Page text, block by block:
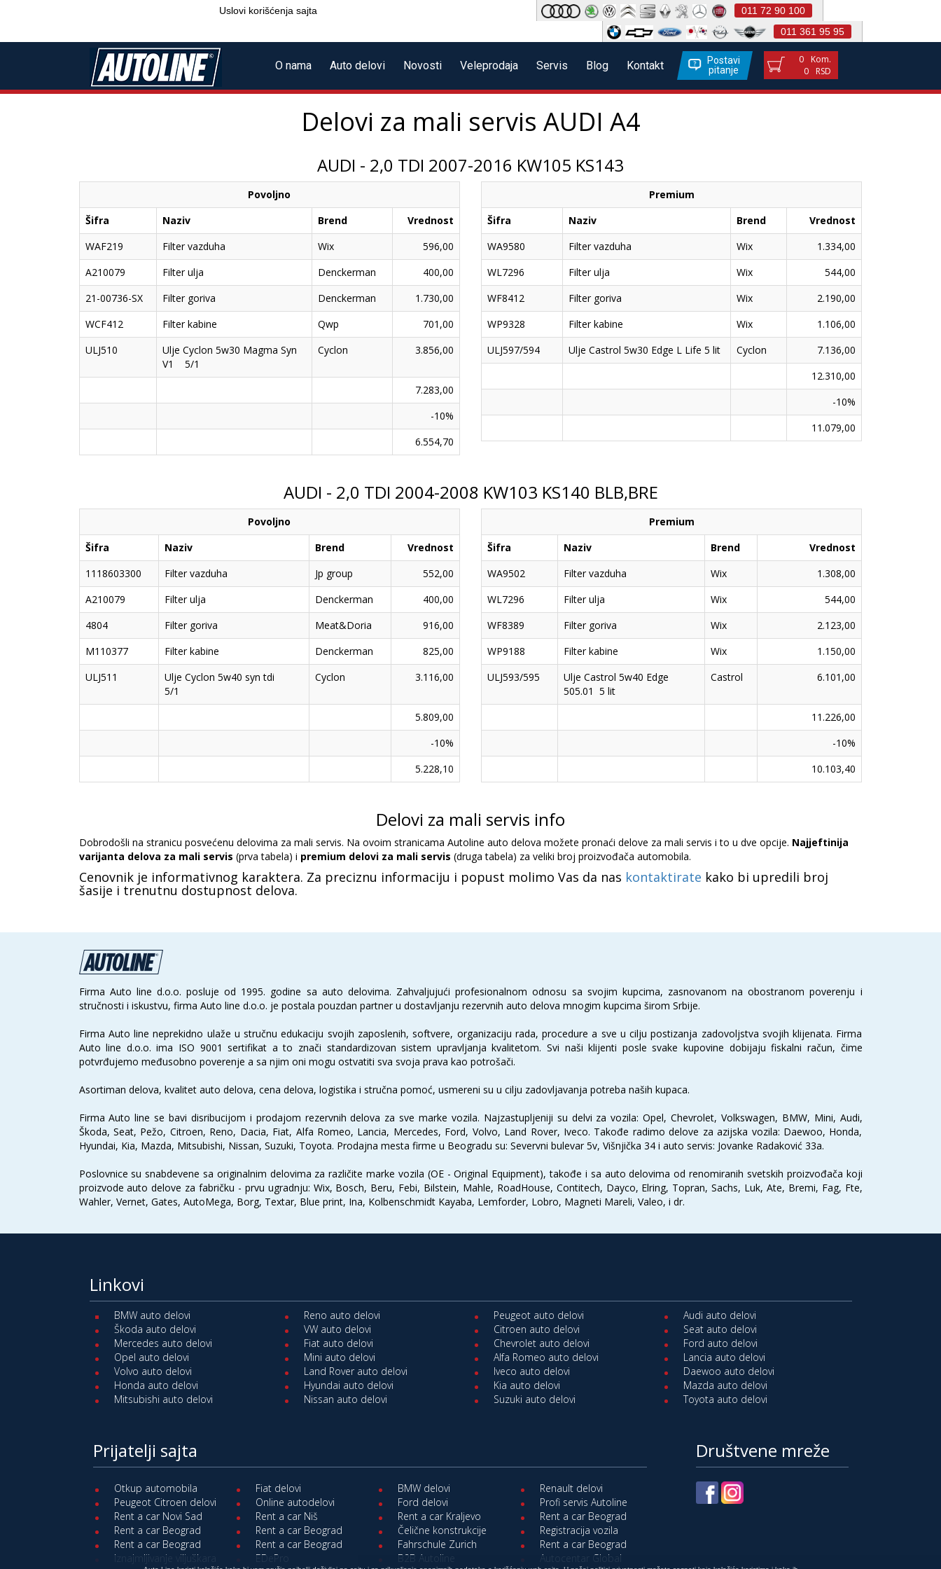
Uslovi korišćenja sajta
011 72 90 100
011 361 95 95
O nama Auto delovi Novosti Veleprodaja Servis Blog Kontakt
Postavi
pitanje
0
Kom.
0
RSD
Delovi za mali servis AUDI A4
AUDI - 2,0 TDI 2007-2016 KW105 KS143
Povoljno
Šifra
Naziv Brend
Vrednost
WAF219
Filter vazduha Wix
596,00
A210079
Filter ulja Denckerman
400,00
21-00736-SX
Filter goriva Denckerman
1.730,00
WCF412
Filter kabine Qwp
701,00
ULJ510
Ulje Cyclon 5w30 Magma Syn
V1 5/1
Cyclon 3.856,00
7.283,00
-10%
6.554,70
Premium
Šifra
Naziv Brend
Vrednost
WA9580
Filter vazduha Wix
1.334,00
WL7296
Filter ulja Wix
544,00
WF8412
Filter goriva Wix
2.190,00
WP9328
Filter kabine Wix
1.106,00
ULJ597/594
Ulje Castrol 5w30 Edge L Life 5 lit Cyclon
7.136,00
12.310,00
-10%
11.079,00
AUDI - 2,0 TDI 2004-2008 KW103 KS140 BLB,BRE
Povoljno
Šifra
Naziv Brend
Vrednost
1118603300
Filter vazduha Jp group
552,00
A210079
Filter ulja Denckerman
400,00
4804
Filter goriva Meat&Doria
916,00
M110377
Filter kabine Denckerman
825,00
ULJ511
Ulje Cyclon 5w40 syn tdi
5/1
Cyclon 3.116,00
5.809,00
-10%
5.228,10
Premium
Šifra
Naziv Brend
Vrednost
WA9502
Filter vazduha Wix
1.308,00
WL7296
Filter ulja Wix
544,00
WF8389
Filter goriva Wix
2.123,00
WP9188
Filter kabine Wix
1.150,00
ULJ593/595
Ulje Castrol 5w40 Edge
505.01 5 lit
Castrol 6.101,00
11.226,00
-10%
10.103,40
Delovi za mali servis info
Dobrodošli na stranicu posvećenu delovima za mali servis. Na ovoim stranicama Autoline auto delova možete pronaći delove za mali servis i to u dve opcije. Najjeftinija
varijanta delova za mali servis (prva tabela) i premium delovi za mali servis (druga tabela) za veliki broj proizvođača automobila.
Cenovnik je informativnog karaktera. Za preciznu informaciju i popust molimo Vas da nas kontaktirate kako bi upredili broj
šasije i trenutnu dostupnost delova.
Firma Auto line d.o.o. posluje od 1995. godine sa auto delovima. Zahvaljujući profesionalnom odnosu sa svojim kupcima, zasnovanom na obostranom poverenju i
stručnosti i iskustvu, firma Auto line d.o.o. je postala pouzdan partner u dostavljanju rezervnih auto delova mnogim kupcima širom Srbije.
Firma Auto line neprekidno ulaže u stručnu edukaciju svojih zaposlenih, softvere, organizaciju rada, procedure a sve u cilju postizanja zadovoljstva svojih klijenata. Firma
Auto line d.o.o. ima ISO 9001 sertifikat a to znači standardizovan sistem upravljanja kvalitetom. Svi naši klijenti posle svake kupovine dobijaju fiskalni račun, čime
potvrđujemo međusobno poverenje a sa njim oni mogu ostvatiti sva svoja prava kao potrošači.
Asortiman delova, kvalitet auto delova, cena delova, logistika i stručna pomoć, usmereni su u cilju zadovljavanja potreba naših kupaca.
Firma Auto line se bavi disribucijom i prodajom rezervnih delova za sve marke vozila. Najzastupljeniji su delvi za vozila: Opel, Chevrolet, Volkswagen, BMW, Mini, Audi,
Škoda, Seat, Pežo, Citroen, Reno, Dacia, Fiat, Alfa Romeo, Lancia, Mercedes, Ford, Volvo, Land Rover, Iveco. Takođe radimo delove za azijska vozila: Daewoo, Honda,
Hyundai, Kia, Mazda, Mitsubishi, Nissan, Suzuki, Toyota. Prodajna mesta firme u Beogradu su: Severvni bulevar 5v, Višnjička 34 i auto servis: Jovanke Radaković 33a.
Poslovnice su snabdevene sa originalnim delovima za različite marke vozila (OE - Original Equipment), takođe i sa auto delovima od renomiranih svetskih proizvođača koji
proizvode auto delove za fabričku - prvu ugradnju: Wix, Bosch, Beru, Febi, Bilstein, Mahle, RoadHouse, Contitech, Dayco, Elring, Topran, Sachs, Luk, Ate, Bremi, Fag, Fte,
Wahler, Vernet, Gates, AutoMega, Borg, Textar, Blue print, Ina, Kolbenschmidt Kayaba, Lemforder, Lobro, Magneti Mareli, Valeo, i dr.
Linkovi
BMW auto delovi Reno auto delovi Peugeot auto delovi
Audi auto delovi
Škoda auto delovi
VW auto delovi Citroen auto delovi
Seat auto delovi
Mercedes auto delovi
Fiat auto delovi Chevrolet auto delovi
Ford auto delovi
Opel auto delovi
Mini auto delovi Alfa Romeo auto delovi
Lancia auto delovi
Volvo auto delovi
Land Rover auto delovi Iveco auto delovi
Daewoo auto delovi
Honda auto delovi
Hyundai auto delovi Kia auto delovi
Mazda auto delovi
Mitsubishi auto delovi
Nissan auto delovi Suzuki auto delovi Toyota auto delovi
Prijatelji sajta
Otkup automobila Fiat delovi BMW delovi
Renault delovi
Peugeot Citroen delovi
Online autodelovi Ford delovi
Profi servis Autoline
Rent a car Novi Sad
Rent a car Niš Rent a car Kraljevo
Rent a car Beograd
Rent a car Beograd
Rent a car Beograd Čelične konstrukcije
Registracija vozila
Rent a car Beograd
Rent a car Beograd Fahrschule Zurich
Rent a car Beograd
Iznajmljivanje viljuškara
EDePro B2B Autoline Autocentar Global
Društvene mreže